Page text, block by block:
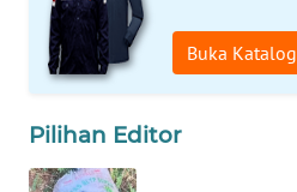
Buka Katalog
Pilihan Editor
WAHANA
INFRASTRUKTUR
KONSUMEN